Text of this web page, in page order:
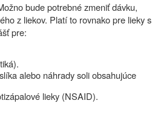
bude potrebné zmeniť dávku,
z liekov. Platí to rovnako pre lieky s
pre:
alebo náhrady soli obsahujúce
lieky (NSAID).